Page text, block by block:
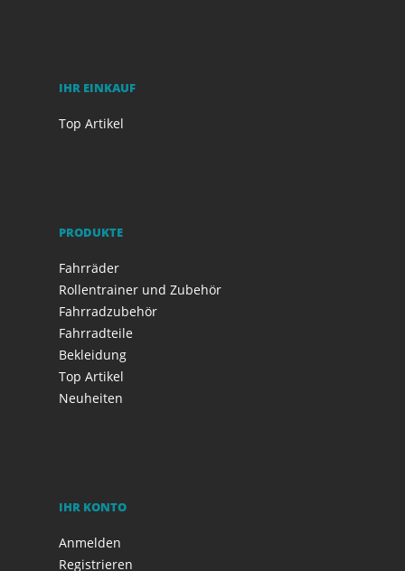
IHR EINKAUF
Top Artikel
PRODUKTE
Fahrräder
Rollentrainer und Zubehör
Fahrradzubehör
Fahrradteile
Bekleidung
Top Artikel
Neuheiten
IHR KONTO
Anmelden
Registrieren